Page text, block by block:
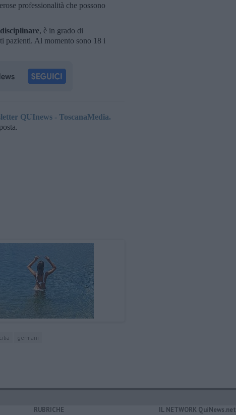
professionalità che possono
, è in grado di
pazienti. Al momento sono 18 i
QUInews - ToscanaMedia.
germani
RUBRICHE
IL NETWORK QuiNews.net